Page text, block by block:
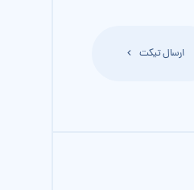
ارسال تیکت